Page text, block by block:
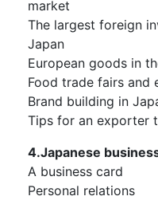
market
The largest foreign
Japan
European goods in
Food trade fairs and
Brand building in
Tips for an exporter
4.Japanese
A business card
Personal relations